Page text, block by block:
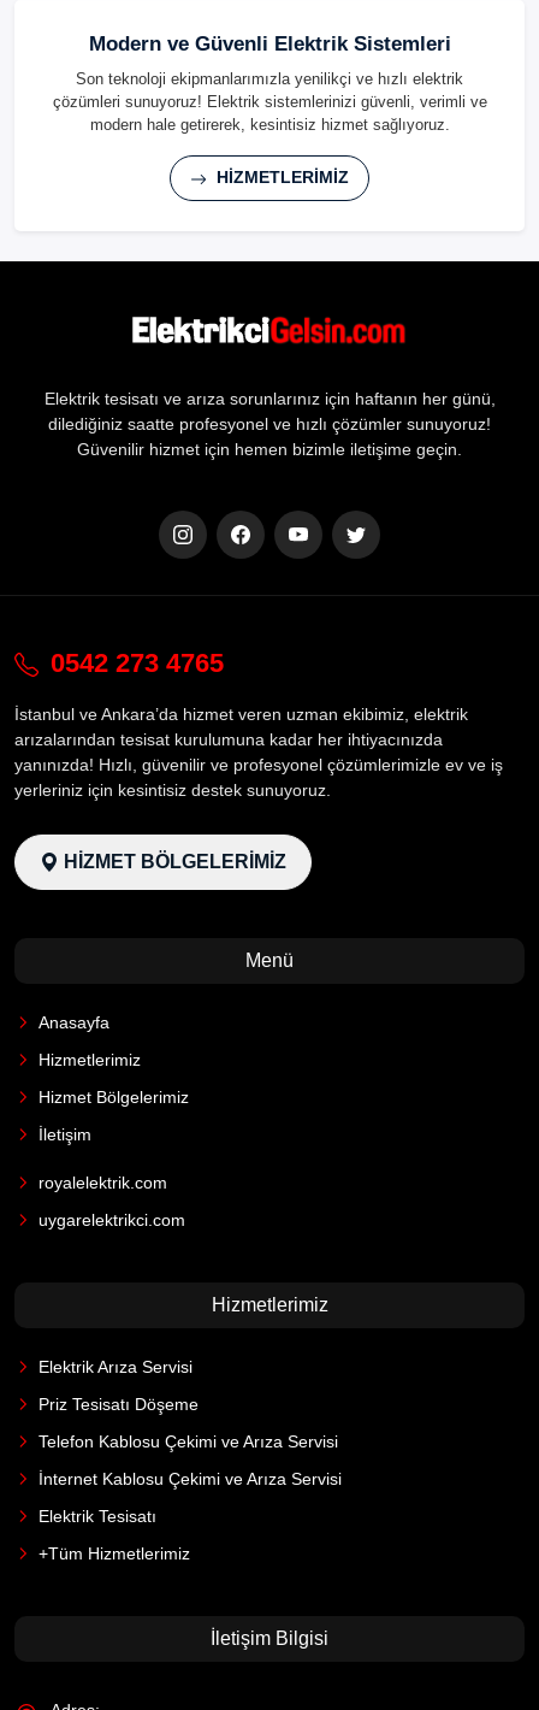
Modern ve Güvenli Elektrik Sistemleri
Son teknoloji ekipmanlarımızla yenilikçi ve hızlı elektrik
çözümleri sunuyoruz! Elektrik sistemlerinizi güvenli, verimli ve
modern hale getirerek, kesintisiz hizmet sağlıyoruz.
HİZMETLERİMİZ
Elektrik tesisatı ve arıza sorunlarınız için haftanın her günü,
dilediğiniz saatte profesyonel ve hızlı çözümler sunuyoruz!
Güvenilir hizmet için hemen bizimle iletişime geçin.
0542 273 4765
İstanbul ve Ankara’da hizmet veren uzman ekibimiz, elektrik
arızalarından tesisat kurulumuna kadar her ihtiyacınızda
yanınızda! Hızlı, güvenilir ve profesyonel çözümlerimizle ev ve iş
yerleriniz için kesintisiz destek sunuyoruz.
HİZMET BÖLGELERİMİZ
Menü
Anasayfa
Hizmetlerimiz
Hizmet Bölgelerimiz
İletişim
royalelektrik.com
uygarelektrikci.com
Hizmetlerimiz
Elektrik Arıza Servisi
Priz Tesisatı Döşeme
Telefon Kablosu Çekimi ve Arıza Servisi
İnternet Kablosu Çekimi ve Arıza Servisi
Elektrik Tesisatı
+Tüm Hizmetlerimiz
İletişim Bilgisi